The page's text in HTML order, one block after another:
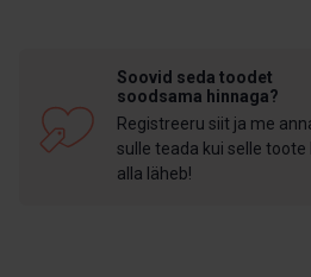
Soovid seda toodet
soodsama hinnaga?
Registreeru siit ja me
sulle teada kui selle toote
alla läheb!